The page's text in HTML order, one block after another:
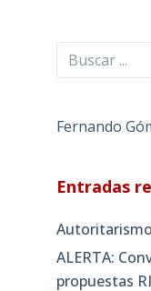
Buscar
Fernando
Entradas
ALERTA:
propuestas